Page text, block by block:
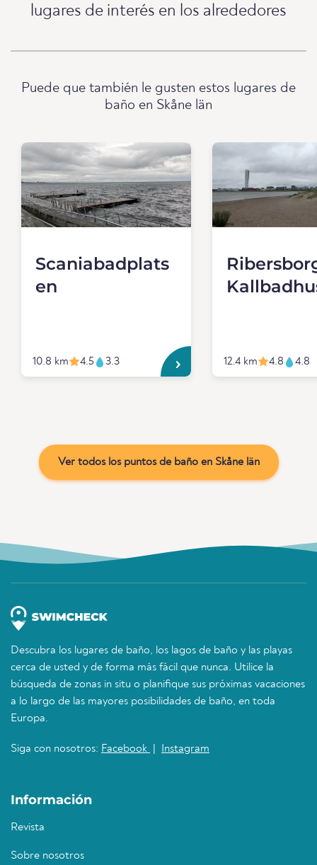
lugares de interés en los alrededores
Puede que también le gusten estos lugares de
baño en Skåne län
Scaniabadplats
en
10.8 km 4.5 3.3 12.4 km 4.8 4.8
Ver todos los puntos de baño en Skåne län
Descubra los lugares de baño, los lagos de baño y las playas
cerca de usted y de forma más fácil que nunca. Utilice la
búsqueda de zonas in situ o planifique sus próximas vacaciones
a lo largo de las mayores posibilidades de baño, en toda
Europa.
Siga con nosotros: Facebook Instagram
Información
Revista
Sobre nosotros